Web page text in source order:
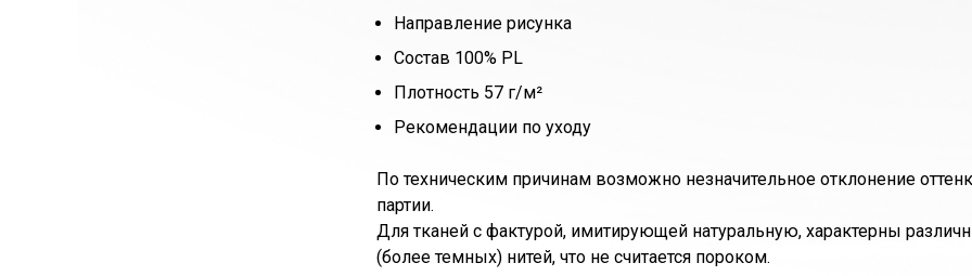
Направление рисунка
Состав 100% PL
Плотность 57 г/м²
Рекомендации по уходу
По техническим причинам возможно незначительное отклонение
партии.
Для тканей с фактурой, имитирующей натуральную, характерны
(более темных) нитей, что не считается пороком.